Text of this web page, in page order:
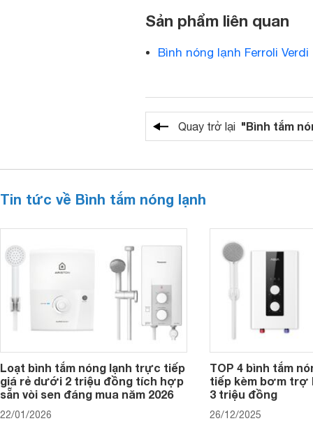
Sản phẩm liên quan
Bình nóng lạnh Ferroli Verdi
Quay trở lại "Bình tắm
Tin tức về Bình tắm nóng lạnh
Loạt bình tắm nóng lạnh trực tiếp
giá rẻ dưới 2 triệu đồng tích hợp
sẵn vòi sen đáng mua năm 2026
22/01/2026
TOP 4 bình tắm
tiếp kèm bơm
3 triệu đồng
26/12/2025